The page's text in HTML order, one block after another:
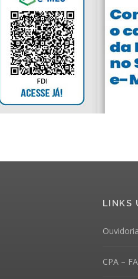
LINKS
Ouvidoria
CPA –